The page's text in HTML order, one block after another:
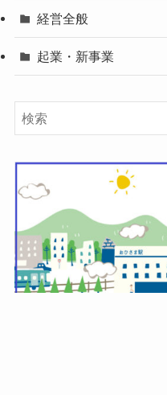
経営全般
起業・新事業